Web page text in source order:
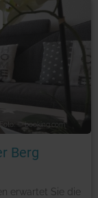
Foto: © booking.com
Berg
erwartet Sie die